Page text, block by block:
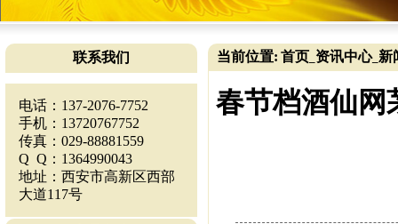
联系我们
电话：137-2076-7752
手机：13720767752
传真：029-88881559
Q Q：1364990043
地址：西安市高新区西部
大道117号
当前位置: 首页 资讯中心_ 新
春节档酒仙网